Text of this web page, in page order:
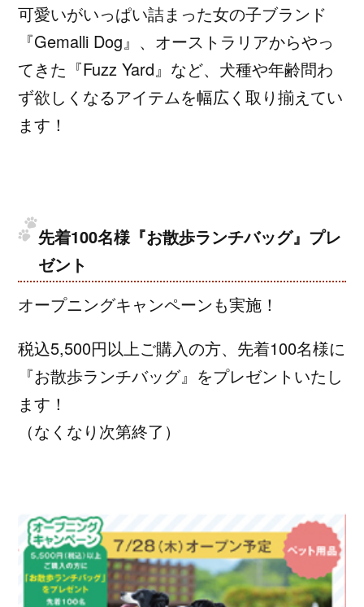
可愛いがいっぱい詰まった女の子ブランド
『Gemalli Dog』、オーストラリアからやっ
てきた『Fuzz Yard』など、犬種や年齢問わ
ず欲しくなるアイテムを幅広く取り揃えてい
ます！
先着100名様『お散歩ランチバッグ』プレ
ゼント
オープニングキャンペーンも実施！
税込5,500円以上ご購入の方、先着100名様に
『お散歩ランチバッグ』をプレゼントいたし
ます！
（なくなり次第終了）